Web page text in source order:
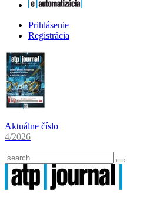
Prihlásenie
Registrácia
Aktuálne číslo
4/2026